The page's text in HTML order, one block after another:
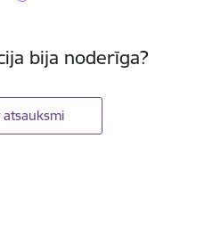
bija noderīga?
atsauksmi